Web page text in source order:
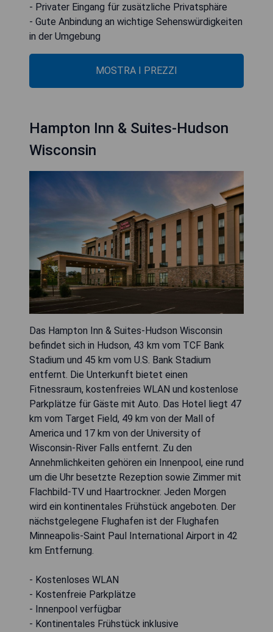
- Privater Eingang für zusätzliche Privatsphäre
- Gute Anbindung an wichtige Sehenswürdigkeiten
in der Umgebung
MOSTRA I PREZZI
Hampton Inn & Suites-Hudson
Wisconsin
Das Hampton Inn & Suites-Hudson Wisconsin
befindet sich in Hudson, 43 km vom TCF Bank
Stadium und 45 km vom U.S. Bank Stadium
entfernt. Die Unterkunft bietet einen
Fitnessraum, kostenfreies WLAN und kostenlose
Parkplätze für Gäste mit Auto. Das Hotel liegt 47
km vom Target Field, 49 km von der Mall of
America und 17 km von der University of
Wisconsin-River Falls entfernt. Zu den
Annehmlichkeiten gehören ein Innenpool, eine rund
um die Uhr besetzte Rezeption sowie Zimmer mit
Flachbild-TV und Haartrockner. Jeden Morgen
wird ein kontinentales Frühstück angeboten. Der
nächstgelegene Flughafen ist der Flughafen
Minneapolis-Saint Paul International Airport in 42
km Entfernung.
- Kostenloses WLAN
- Kostenfreie Parkplätze
- Innenpool verfügbar
- Kontinentales Frühstück inklusive